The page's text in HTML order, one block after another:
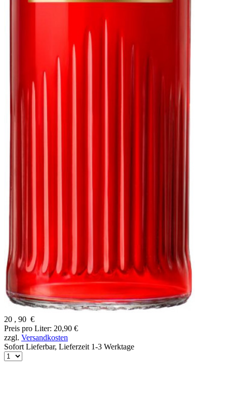
20 , 90 €
Preis pro Liter: 20,90 €
zzgl. Versandkosten
Sofort Lieferbar, Lieferzeit 1-3 Werktage